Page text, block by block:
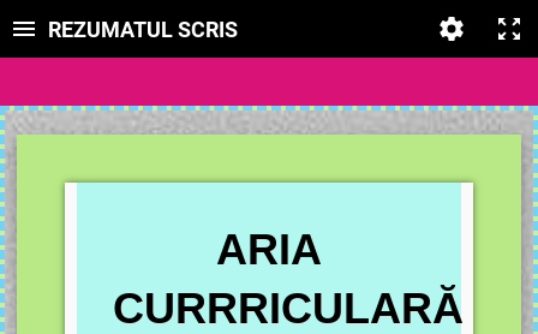
REZUMATUL SCRIS
ARIA
CURRRICULARĂ